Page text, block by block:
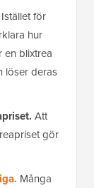
Istället för
hur
blixtrea
löser deras
Att
gör
Många